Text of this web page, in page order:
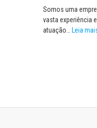
Somos uma
vasta experiência
atuação…
Leia